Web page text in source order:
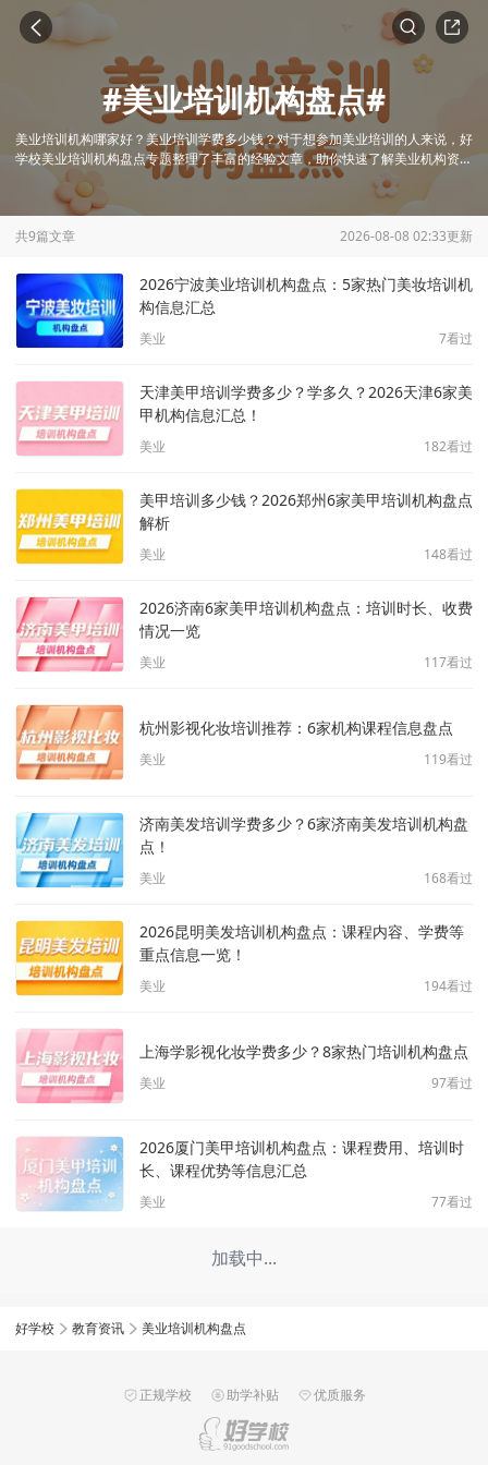
#美业培训机构盘点#
美业培训机构哪家好？美业培训学费多少钱？对于想参加美业培训的人来说，好
学校美业培训机构盘点专题整理了丰富的经验文章，助你快速了解美业机构资料
及行业资讯。
共9篇文章 2026-08-08 02:33更新
2026宁波美业培训机构盘点：5家热门美妆培训机
构信息汇总
美业 7看过
天津美甲培训学费多少？学多久？2026天津6家美
甲机构信息汇总！
美业 182看过
美甲培训多少钱？2026郑州6家美甲培训机构盘点
解析
美业 148看过
2026济南6家美甲培训机构盘点：培训时长、收费
情况一览
美业 117看过
杭州影视化妆培训推荐：6家机构课程信息盘点
美业 119看过
济南美发培训学费多少？6家济南美发培训机构盘
点！
美业 168看过
2026昆明美发培训机构盘点：课程内容、学费等
重点信息一览！
美业 194看过
上海学影视化妆学费多少？8家热门培训机构盘点
美业 97看过
2026厦门美甲培训机构盘点：课程费用、培训时
长、课程优势等信息汇总
美业 77看过
加载中...
好学校 教育资讯 美业培训机构盘点
正规学校 助学补贴 优质服务